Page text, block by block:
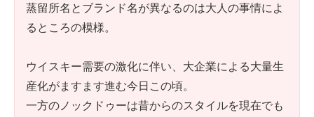
蒸留所名とブランド名が異なるのは大人の事情によ
るところの模様。
ウイスキー需要の激化に伴い、大企業による大量生
産化がますます進む今日この頃。
一方のノックドゥーは昔からのスタイルを現在でも